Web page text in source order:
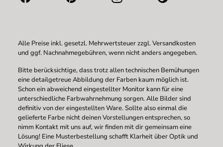
Alle Preise inkl. gesetzl. Mehrwertsteuer zzgl.Versandkosten
und ggf. Nachnahmegebühren, wenn nicht anders angegeben.
Bitte berücksichtige, dass trotz allen technischen Bemühungen
eine detailgetreue Abbildung der Farben kaum möglich ist.
Schon ein abweichend eingestellter Monitor kann für eine
unterschiedliche Farbwahrnehmung sorgen. Alle Bilder sind
definitiv von der eingestellten Ware. Sollte also einmal die
gelieferte Farbe nicht deinen Vorstellungen entsprechen, so
nimm Kontakt mit uns auf, wir finden mit dir gemeinsam eine
Lösung! Eine Musterbestellung schafft Klarheit über Optik und